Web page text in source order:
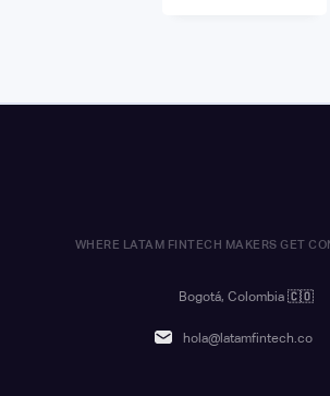
WHERE LATAM FINTECH MAKERS GET
Bogotá, Colombia 🇨🇴
hola@latamfintech.co